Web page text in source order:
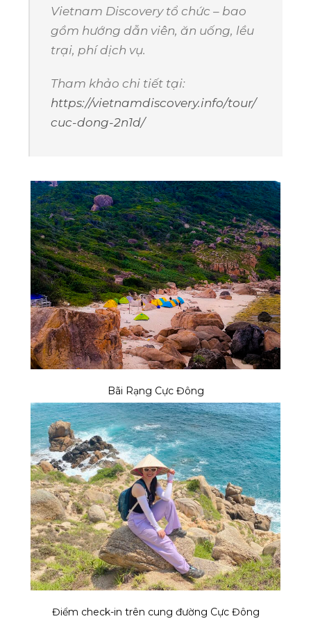
Vietnam Discovery tổ chức – bao
gồm hướng dẫn viên, ăn uống, lều
trại, phí dịch vụ.
Tham khảo chi tiết tại:
https://vietnamdiscovery.info/tour/
cuc-dong-2n1d/
Bãi Rạng Cực Đông
Điểm check-in trên cung đường Cực Đông